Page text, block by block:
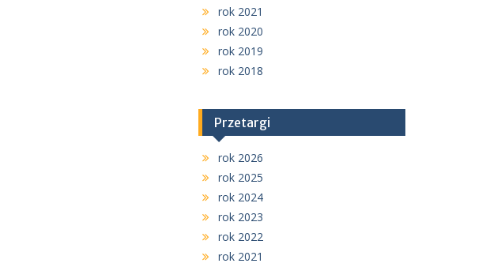
rok 2021
rok 2020
rok 2019
rok 2018
Przetargi
rok 2026
rok 2025
rok 2024
rok 2023
rok 2022
rok 2021